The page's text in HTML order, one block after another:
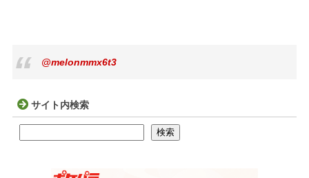
@melonmmx6t3
サイト内検索
検索